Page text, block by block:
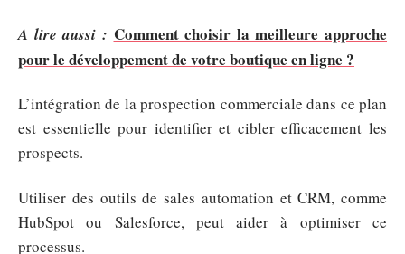
A lire aussi : Comment choisir la meilleure approche
pour le développement de votre boutique en ligne ?
L’intégration de la prospection commerciale dans ce plan
est essentielle pour identifier et cibler efficacement les
prospects.
Utiliser des outils de sales automation et CRM, comme
HubSpot ou Salesforce, peut aider à optimiser ce
processus.